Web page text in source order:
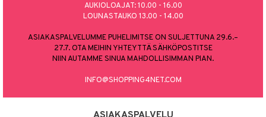
AUKIOLOAJAT: 10.00 - 16.00
LOUNASTAUKO 13.00 - 14.00
ASIAKASPALVELUMME PUHELIMITSE ON SULJETTUNA 29.6.–
27.7. OTA MEIHIN YHTEYTTÄ SÄHKÖPOSTITSE
NIIN AUTAMME SINUA MAHDOLLISIMMAN PIAN.
INFO@SHOPPING4NET.COM